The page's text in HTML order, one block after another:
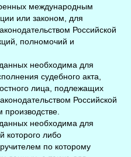
международным
или законом, для
Российской
полномочий и
необходима для
судебного акта,
лица, подлежащих
Российской
необходима для
которого либо
по которому